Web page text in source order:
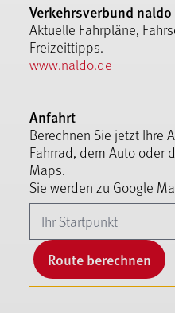
Verkehrsverbund
Aktuelle Fahrpläne,
Freizeittipps.
www.naldo.de
Anfahrt
Berechnen Sie jetzt Ihre
Fahrrad, dem Auto oder
Maps.
Sie werden zu Google
Route berechnen